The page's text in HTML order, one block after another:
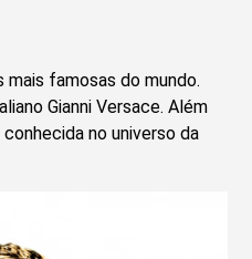
mais famosas do mundo.
Gianni Versace. Além
no universo da